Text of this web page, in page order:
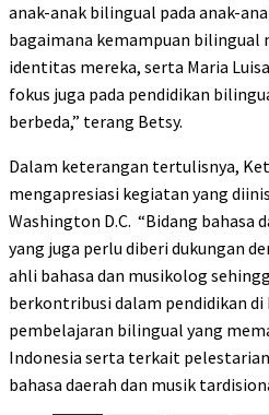
anak-anak bilingual pada anak-
bagaimana kemampuan bilingual
identitas mereka, serta Maria
fokus juga pada pendidikan
berbeda,” terang Betsy.
Dalam keterangan tertulisnya,
mengapresiasi kegiatan yang
Washington D.C. “Bidang bahasa
yang juga perlu diberi dukungan
ahli bahasa dan musikolog
berkontribusi dalam pendidikan
pembelajaran bilingual yang
Indonesia serta terkait
bahasa daerah dan musik